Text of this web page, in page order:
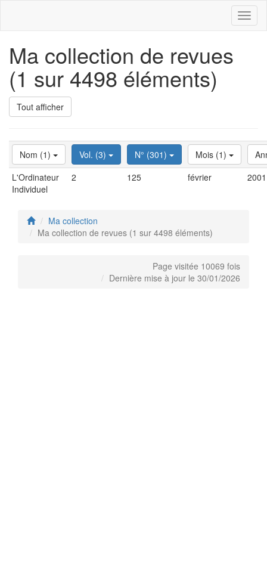
Ma collection de revues
(1 sur 4498 éléments)
Tout afficher
Nom (1) Vol. (3) N° (301) Mois (1)
L'Ordinateur
Individuel
2 125 février 2001
Ma collection
Ma collection de revues (1 sur 4498 éléments)
Page visitée 10069 fois
Dernière mise à jour le 30/01/2026